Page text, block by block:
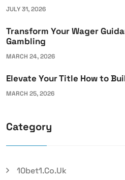
JULY 31, 2026
Transform Your Wager
Gambling
MARCH 24, 2026
Elevate Your Title How to
MARCH 25, 2026
Category
10bet1.co.uk